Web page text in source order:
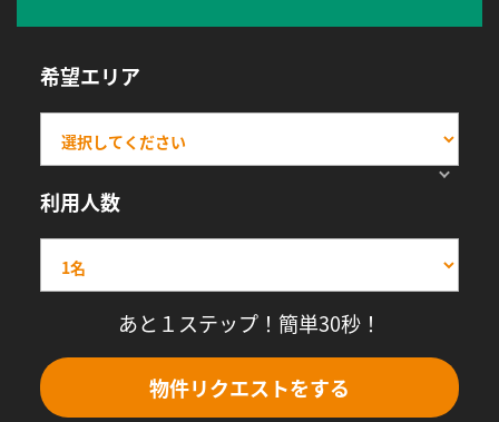
希望エリア
利用人数
あと１ステップ！簡単30秒！
物件リクエストをする